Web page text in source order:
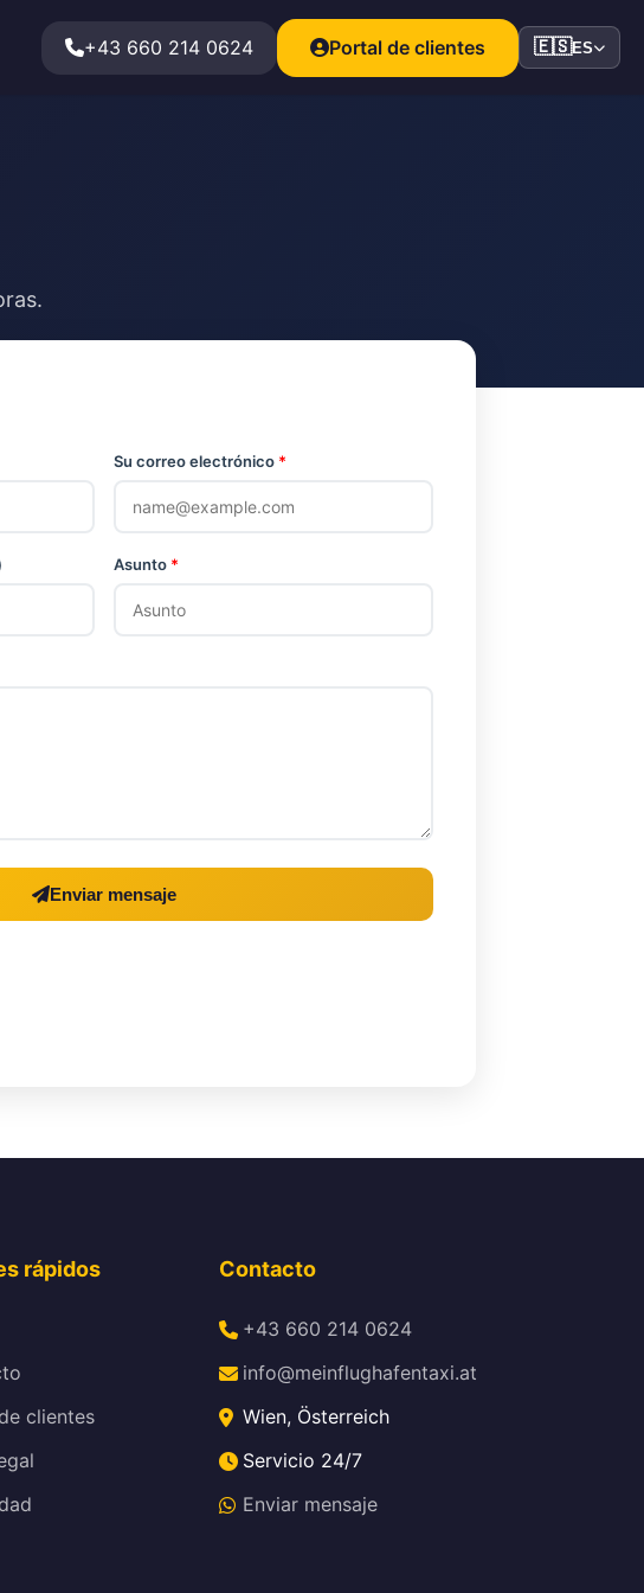
+43 660 214 0624 Portal de clientes 🇪🇸ES
Su correo electrónico *
Asunto *
Enviar mensaje
rápidos
clientes
Contacto
+43 660 214 0624
info@meinflughafentaxi.at
Wien, Österreich
Servicio 24/7
Enviar mensaje